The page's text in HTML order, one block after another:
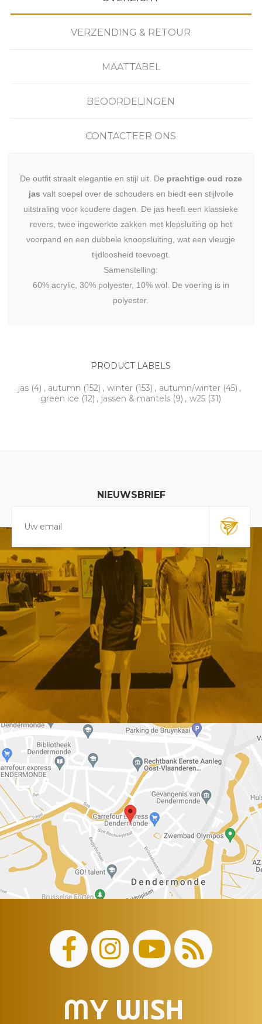
VERZENDING & RETOUR
MAATTABEL
BEOORDELINGEN
CONTACTEER ONS
De outfit straalt elegantie en stijl uit. De prachtige oud roze
jas valt soepel over de schouders en biedt een stijlvolle
uitstraling voor koudere dagen. De jas heeft een klassieke
revers, twee ingewerkte zakken met klepsluiting op het
voorpand en een dubbele knoopsluiting, wat een vleugje
tijdloosheid toevoegt.
Samenstelling:
60% acrylic, 30% polyester, 10% wol. De voering is in
polyester.
PRODUCT LABELS
jas (4) , autumn (152) , winter (153) , autumn/winter (45) ,
green ice (12) , jassen & mantels (9) , w25 (31)
NIEUWSBRIEF
MY WISH